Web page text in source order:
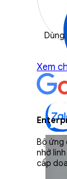
Dùng
Xem
Bộ ứng
nhớ
cấp